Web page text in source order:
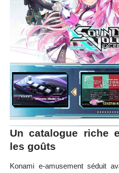
Un catalogue riche
les goûts
Konami e-amusement séduit